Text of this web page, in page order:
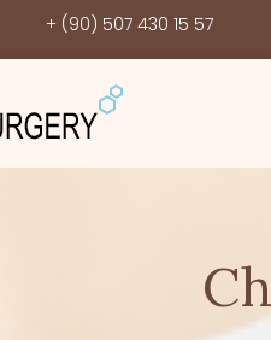
+ (90) 507 430 15 57